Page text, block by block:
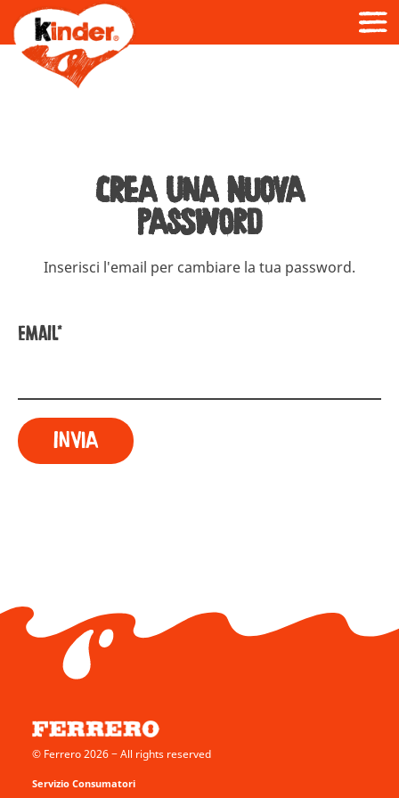
Crea una nuova
password
Inserisci l'email per cambiare la tua password.
Email*
© Ferrero 2026 − All rights reserved
Servizio Consumatori